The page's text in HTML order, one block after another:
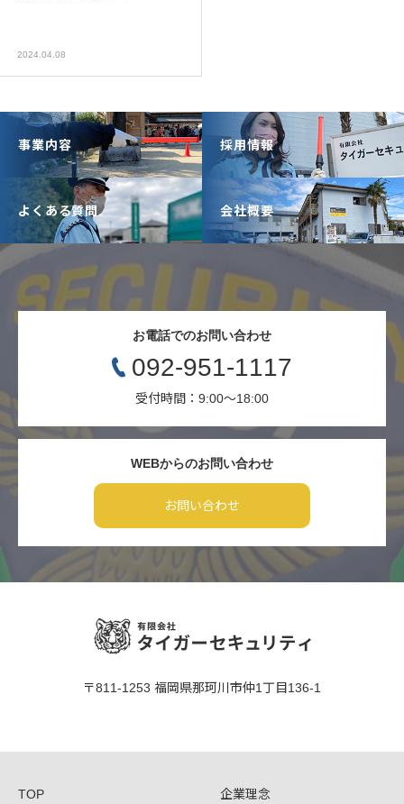
2024.04.08
事業内容 採用情報
よくある質問 会社概要
WEBからのお問い合わせ
お問い合わせ
お電話でのお問い合わせ
092-951-1117
受付時間：9:00〜18:00
〒811-1253 福岡県那珂川市仲1丁目136-1
TOP 企業理念